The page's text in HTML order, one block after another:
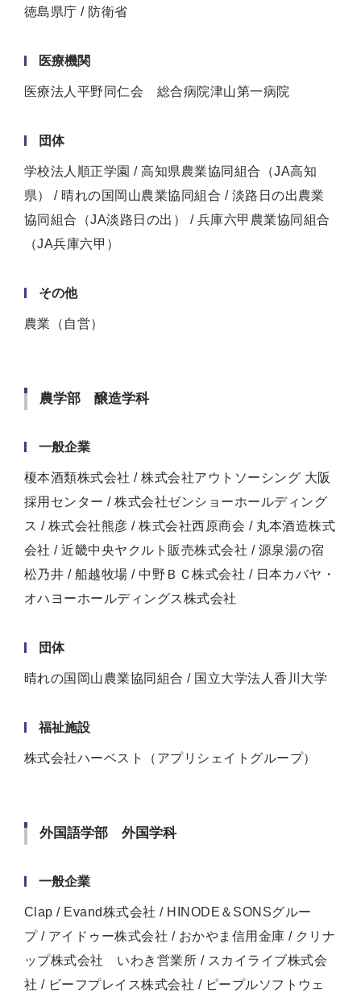
徳島県庁 / 防衛省
医療機関
医療法人平野同仁会 総合病院津山第一病院
団体
学校法人順正学園 / 高知県農業協同組合（JA高知
県） / 晴れの国岡山農業協同組合 / 淡路日の出農業
協同組合（JA淡路日の出） / 兵庫六甲農業協同組合
（JA兵庫六甲）
その他
農業（自営）
農学部 醸造学科
一般企業
榎本酒類株式会社 / 株式会社アウトソーシング 大阪
採用センター / 株式会社ゼンショーホールディング
ス / 株式会社熊彦 / 株式会社西原商会 / 丸本酒造株式
会社 / 近畿中央ヤクルト販売株式会社 / 源泉湯の宿
松乃井 / 船越牧場 / 中野ＢＣ株式会社 / 日本カバヤ・
オハヨーホールディングス株式会社
団体
晴れの国岡山農業協同組合 / 国立大学法人香川大学
福祉施設
株式会社ハーベスト（アプリシェイトグループ）
外国語学部 外国学科
一般企業
Clap / Evand株式会社 / HINODE＆SONSグルー
プ / アイドゥー株式会社 / おかやま信用金庫 / クリナ
ップ株式会社 いわき営業所 / スカイライブ株式会
社 / ビーフプレイス株式会社 / ピープルソフトウェ